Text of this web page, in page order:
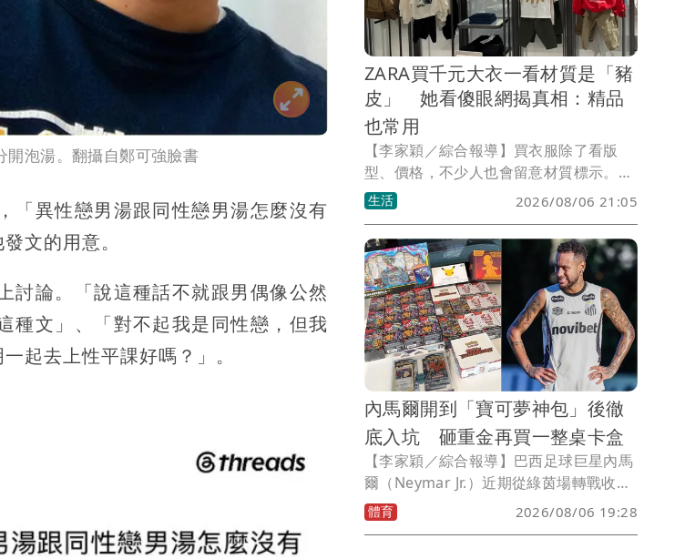
開泡湯。翻攝自鄭可強臉書
「異性戀男湯跟同性戀男湯怎麼沒有
文的用意。
討論。「說這種話不就跟男偶像公然
種文」、「對不起我是同性戀，但我
起去上性平課好嗎？」。
ZARA買千元大衣一看材質是「豬
皮」 她看傻眼網揭真相：精品
也常用
【李家穎／綜合報導】買衣服除了看版
型、價格，不少人也會留意材質標示。一
名網友近日逛服飾品牌ZARA時，意外發
現一件售價超過7000元的真皮外套，仔細
查看標籤後，竟寫著「100％豬皮」，讓
她當場愣住，直呼「豬皮也算是真皮
嗎？」更好奇若販售到中東等穆斯林市場
是否會有疑慮。貼文曝光後掀起熱議，也
釣出不少內行人解答。
生活 2026/08/06 21:05
內馬爾開到「寶可夢神包」後徹
底入坑 砸重金再買一整桌卡盒
【李家穎／綜合報導】巴西足球巨星內馬
爾（Neymar Jr.）近期從綠茵場轉戰收藏
圈，沒想到竟靠「寶可夢手氣」逆轉人
生！剛在世界盃足球賽完成生涯最後舞台
體育 2026/08/06 19:28